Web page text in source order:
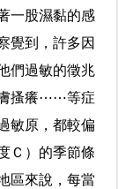
一股濕黏的感
覺到，許多因
們過敏的徵兆
膚搔癢⋯⋯等症
敏原，都較偏
Ｃ）的季節條
區來說，每當